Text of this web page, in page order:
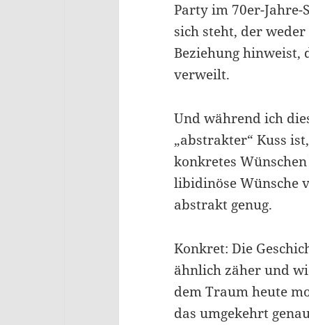
Party im 70er-Jahre-
sich steht, der
Beziehung hinweist,
verweilt.
Und während ich
„abstrakter“ Kuss
konkretes
libidinöse Wünsche
abstrakt genug.
Konkret: Die
ähnlich zäher und
dem Traum heute
das umgekehrt